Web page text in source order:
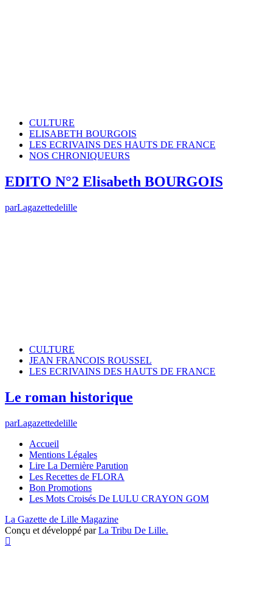
CULTURE
ELISABETH BOURGOIS
LES ECRIVAINS DES HAUTS DE FRANCE
NOS CHRONIQUEURS
EDITO N°2 Elisabeth BOURGOIS
parLagazettedelille
CULTURE
JEAN FRANCOIS ROUSSEL
LES ECRIVAINS DES HAUTS DE FRANCE
Le roman historique
parLagazettedelille
Accueil
Mentions Légales
Lire La Dernière Parution
Les Recettes de FLORA
Bon Promotions
Les Mots Croisés De LULU CRAYON GOM
La Gazette de Lille Magazine
Conçu et développé parLa Tribu De Lille.